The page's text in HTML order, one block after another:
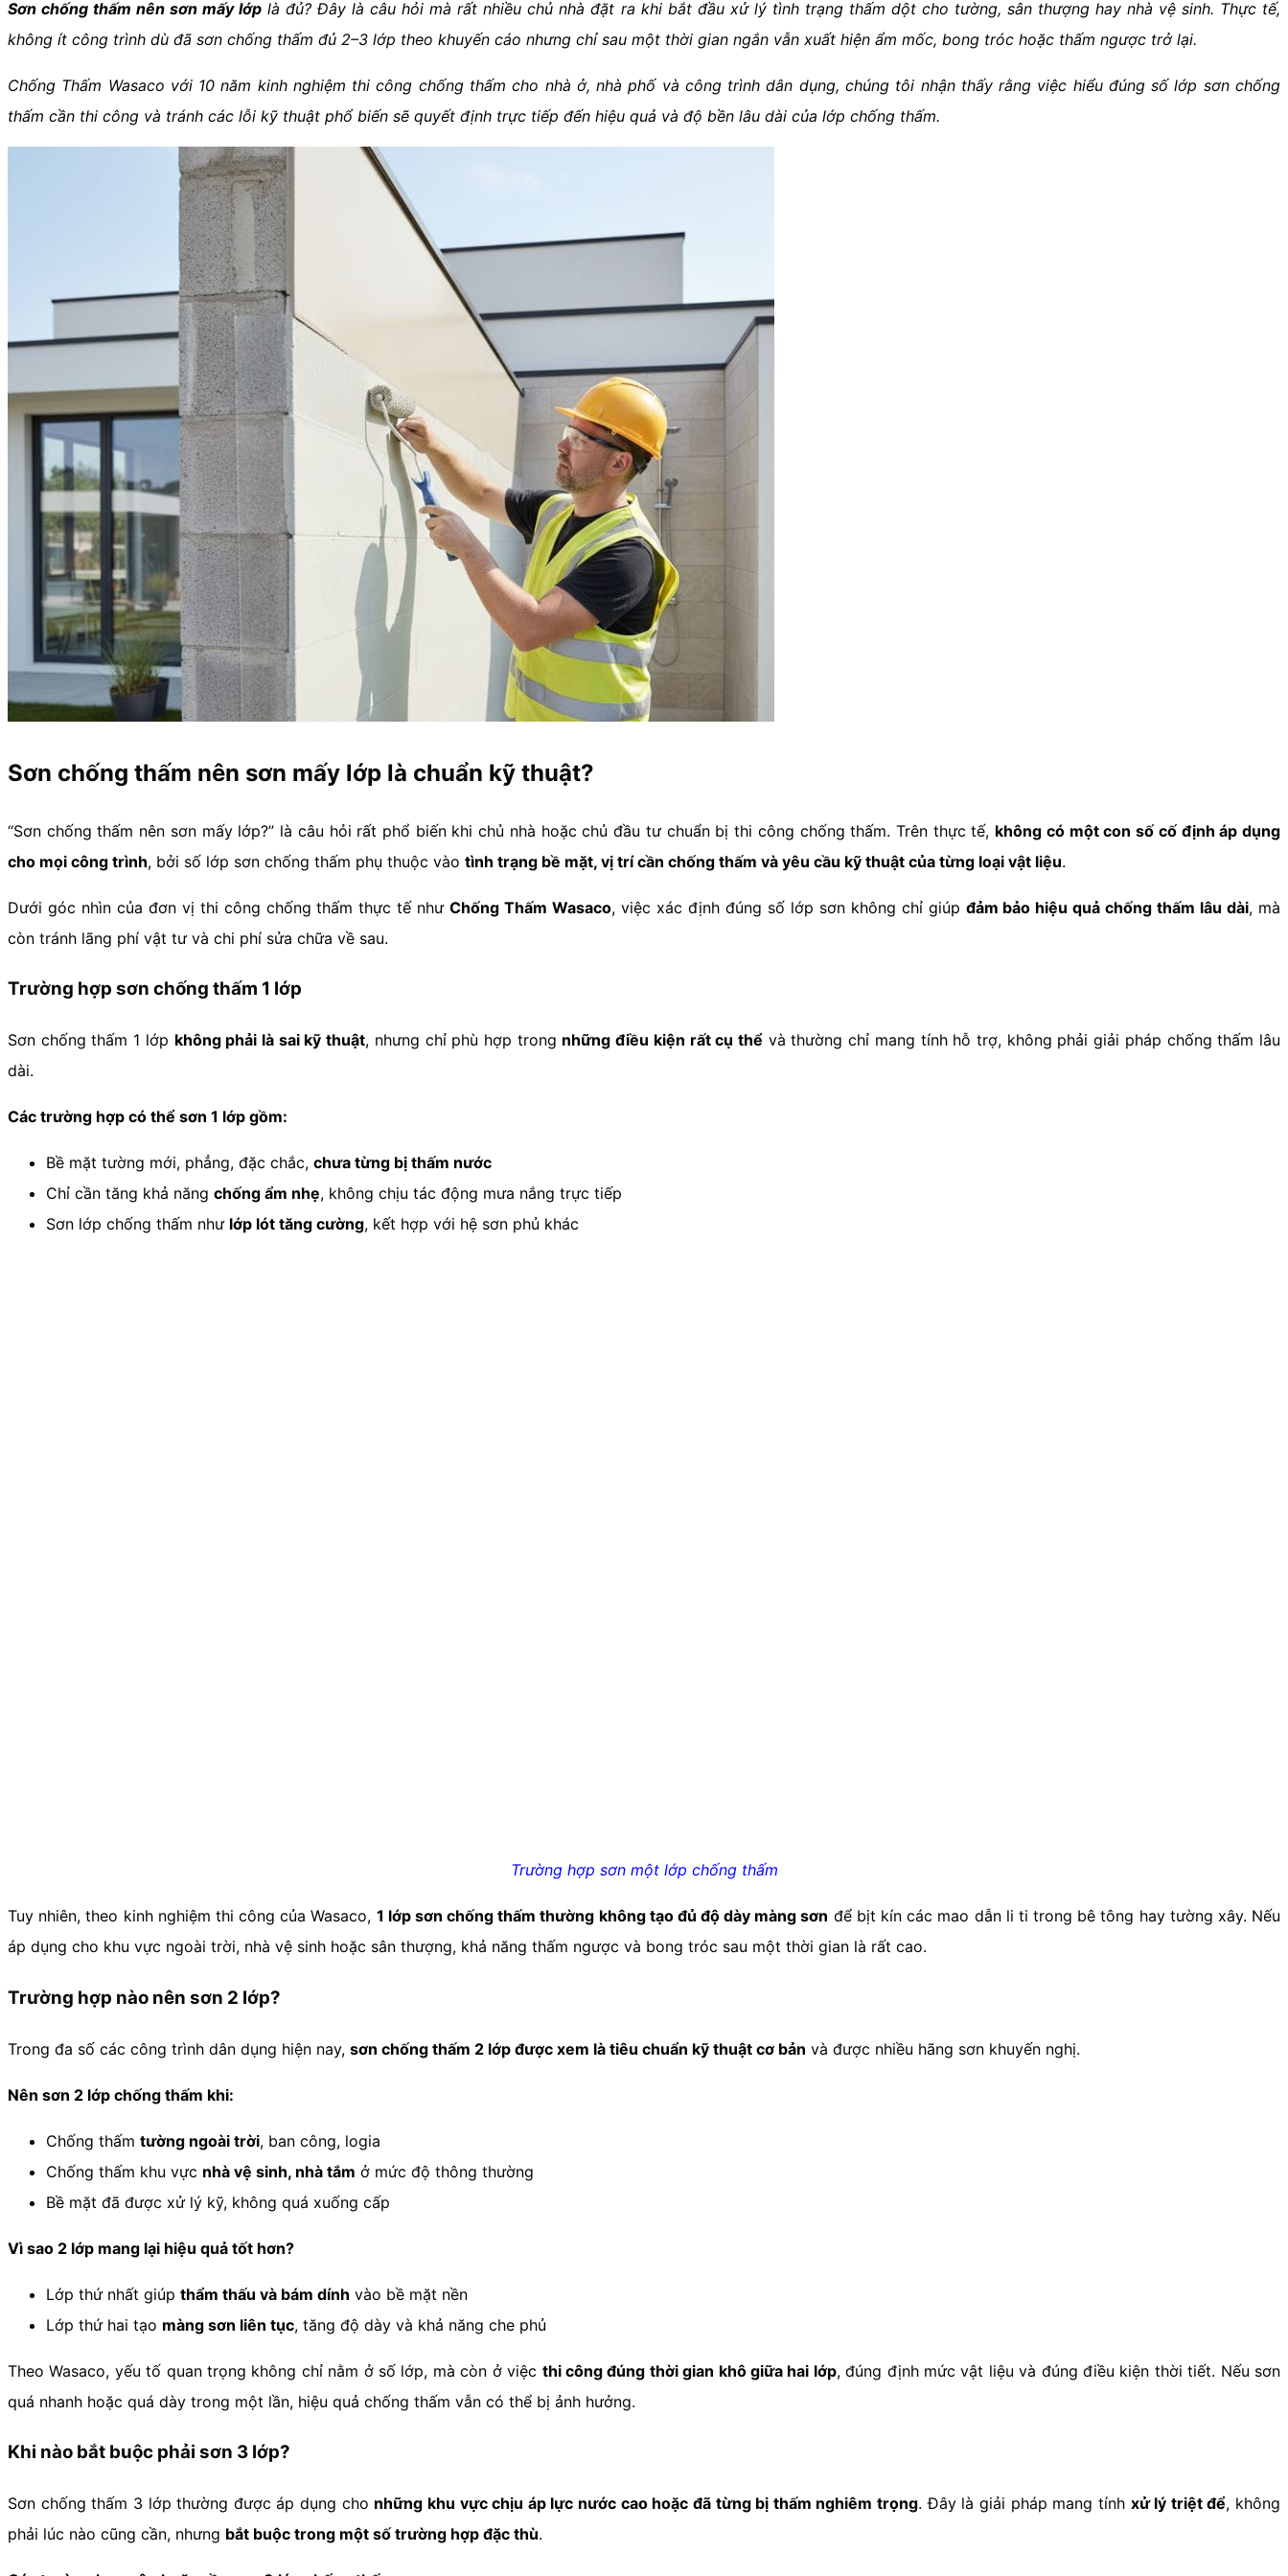
Sơn chống thấm nên sơn mấy lớp là đủ? Đây là câu hỏi mà rất nhiều chủ nhà đặt ra khi bắt đầu xử lý tình trạng thấm dột cho tường, sân thượng hay nhà vệ sinh. Thực tế,
không ít công trình dù đã sơn chống thấm đủ 2–3 lớp theo khuyến cáo nhưng chỉ sau một thời gian ngắn vẫn xuất hiện ẩm mốc, bong tróc hoặc thấm ngược trở lại.
Chống Thấm Wasaco với 10 năm kinh nghiệm thi công chống thấm cho nhà ở, nhà phố và công trình dân dụng, chúng tôi nhận thấy rằng việc hiểu đúng số lớp sơn chống
thấm cần thi công và tránh các lỗi kỹ thuật phổ biến sẽ quyết định trực tiếp đến hiệu quả và độ bền lâu dài của lớp chống thấm.
Sơn chống thấm nên sơn mấy lớp là chuẩn kỹ thuật?
“Sơn chống thấm nên sơn mấy lớp?” là câu hỏi rất phổ biến khi chủ nhà hoặc chủ đầu tư chuẩn bị thi công chống thấm. Trên thực tế, không có một con số cố định áp dụng
cho mọi công trình, bởi số lớp sơn chống thấm phụ thuộc vào tình trạng bề mặt, vị trí cần chống thấm và yêu cầu kỹ thuật của từng loại vật liệu.
Dưới góc nhìn của đơn vị thi công chống thấm thực tế nhưChống Thấm Wasaco, việc xác định đúng số lớp sơn không chỉ giúp đảm bảo hiệu quả chống thấm lâu dài, mà
còn tránh lãng phí vật tư và chi phí sửa chữa về sau.
Trường hợp sơn chống thấm 1 lớp
Sơn chống thấm 1 lớp không phải là sai kỹ thuật, nhưng chỉ phù hợp trong những điều kiện rất cụ thể và thường chỉ mang tính hỗ trợ, không phải giải pháp chống thấm lâu
dài.
Các trường hợp có thể sơn 1 lớp gồm:
Bề mặt tường mới, phẳng, đặc chắc, chưa từng bị thấm nước
Chỉ cần tăng khả năng chống ẩm nhẹ, không chịu tác động mưa nắng trực tiếp
Sơn lớp chống thấm như lớp lót tăng cường, kết hợp với hệ sơn phủ khác
Trường hợp sơn một lớp chống thấm
Tuy nhiên, theo kinh nghiệm thi công của Wasaco, 1 lớp sơn chống thấm thường không tạo đủ độ dày màng sơn để bịt kín các mao dẫn li ti trong bê tông hay tường xây. Nếu
áp dụng cho khu vực ngoài trời, nhà vệ sinh hoặc sân thượng, khả năng thấm ngược và bong tróc sau một thời gian là rất cao.
Trường hợp nào nên sơn 2 lớp?
Trong đa số các công trình dân dụng hiện nay, sơn chống thấm 2 lớp được xem là tiêu chuẩn kỹ thuật cơ bản và được nhiều hãng sơn khuyến nghị.
Nên sơn 2 lớp chống thấm khi:
Chống thấm tường ngoài trời, ban công, logia
Chống thấm khu vực nhà vệ sinh, nhà tắm ở mức độ thông thường
Bề mặt đã được xử lý kỹ, không quá xuống cấp
Vì sao 2 lớp mang lại hiệu quả tốt hơn?
Lớp thứ nhất giúp thẩm thấu và bám dính vào bề mặt nền
Lớp thứ hai tạo màng sơn liên tục, tăng độ dày và khả năng che phủ
Theo Wasaco, yếu tố quan trọng không chỉ nằm ở số lớp, mà còn ở việc thi công đúng thời gian khô giữa hai lớp, đúng định mức vật liệu và đúng điều kiện thời tiết. Nếu sơn
quá nhanh hoặc quá dày trong một lần, hiệu quả chống thấm vẫn có thể bị ảnh hưởng.
Khi nào bắt buộc phải sơn 3 lớp?
Sơn chống thấm 3 lớp thường được áp dụng cho những khu vực chịu áp lực nước cao hoặc đã từng bị thấm nghiêm trọng. Đây là giải pháp mang tính xử lý triệt để, không
phải lúc nào cũng cần, nhưng bắt buộc trong một số trường hợp đặc thù.